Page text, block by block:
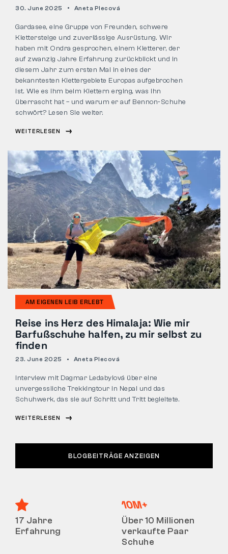
30. June 2025 Aneta Plecová
Gardasee, eine Gruppe von Freunden, schwere
Klettersteige und zuverlässige Ausrüstung. Wir
haben mit Ondra gesprochen, einem Kletterer, der
auf zwanzig Jahre Erfahrung zurückblickt und in
diesem Jahr zum ersten Mal in eines der
bekanntesten Klettergebiete Europas aufgebrochen
ist. Wie es ihm beim Klettern erging, was ihn
überrascht hat – und warum er auf Bennon-Schuhe
schwört? Lesen Sie weiter.
WEITERLESEN
AM EIGENEN LEIB ERLEBT
Reise ins Herz des Himalaja: Wie mir
Barfußschuhe halfen, zu mir selbst zu
finden
23. June 2025 Aneta Plecová
Interview mit Dagmar Ledabylová über eine
unvergessliche Trekkingtour in Nepal und das
Schuhwerk, das sie auf Schritt und Tritt begleitete.
WEITERLESEN
BLOGBEITRÄGE ANZEIGEN
17 Jahre
Erfahrung
Über 10 Millionen
verkaufte Paar
Schuhe